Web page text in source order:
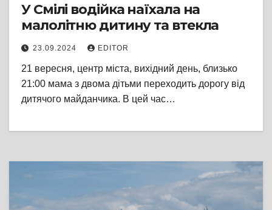
У Смілі водійка наїхала на
малолітню дитину та втекла
23.09.2024 EDITOR
21 вересня, центр міста, вихідний день, близько
21:00 мама з двома дітьми переходить дорогу від
дитячого майданчика. В цей час…